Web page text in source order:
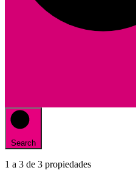
Search
1 a 3 de 3 propiedades